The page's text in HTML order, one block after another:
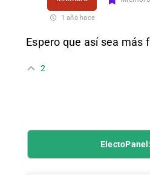
1 año hace
Espero que así sea más
2